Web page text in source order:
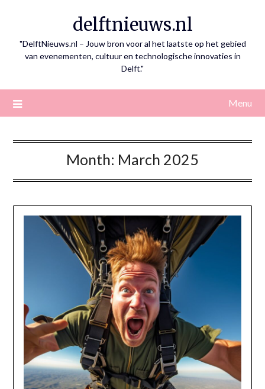
delftnieuws.nl
"DelftNieuws.nl – Jouw bron voor al het laatste op het gebied
van evenementen, cultuur en technologische innovaties in
Delft."
Menu
Month: March 2025